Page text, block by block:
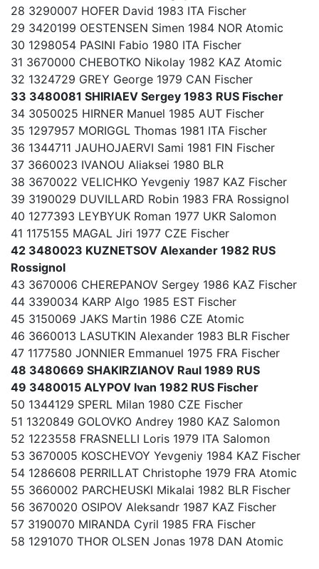
28 3290007 HOFER David 1983 ITA Fischer
29 3420199 OESTENSEN Simen 1984 NOR Atomic
30 1298054 PASINI Fabio 1980 ITA Fischer
31 3670000 CHEBOTKO Nikolay 1982 KAZ Atomic
32 1324729 GREY George 1979 CAN Fischer
33 3480081 SHIRIAEV Sergey 1983 RUS Fischer
34 3050025 HIRNER Manuel 1985 AUT Fischer
35 1297957 MORIGGL Thomas 1981 ITA Fischer
36 1344711 JAUHOJAERVI Sami 1981 FIN Fischer
37 3660023 IVANOU Aliaksei 1980 BLR
38 3670022 VELICHKO Yevgeniy 1987 KAZ Fischer
39 3190029 DUVILLARD Robin 1983 FRA Rossignol
40 1277393 LEYBYUK Roman 1977 UKR Salomon
41 1175155 MAGAL Jiri 1977 CZE Fischer
42 3480023 KUZNETSOV Alexander 1982 RUS
Rossignol
43 3670006 CHEREPANOV Sergey 1986 KAZ Fischer
44 3390034 KARP Algo 1985 EST Fischer
45 3150069 JAKS Martin 1986 CZE Atomic
46 3660013 LASUTKIN Alexander 1983 BLR Fischer
47 1177580 JONNIER Emmanuel 1975 FRA Fischer
48 3480669 SHAKIRZIANOV Raul 1989 RUS
49 3480015 ALYPOV Ivan 1982 RUS Fischer
50 1344129 SPERL Milan 1980 CZE Fischer
51 1320849 GOLOVKO Andrey 1980 KAZ Salomon
52 1223558 FRASNELLI Loris 1979 ITA Salomon
53 3670005 KOSCHEVOY Yevgeniy 1984 KAZ Fischer
54 1286608 PERRILLAT Christophe 1979 FRA Atomic
55 3660002 PARCHEUSKI Mikalai 1982 BLR Fischer
56 3670020 OSIPOV Aleksandr 1987 KAZ Fischer
57 3190070 MIRANDA Cyril 1985 FRA Fischer
58 1291070 THOR OLSEN Jonas 1978 DAN Atomic